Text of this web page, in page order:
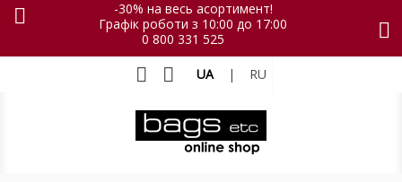
-30% на весь асортимент!
Графік роботи з 10:00 до 17:00
0 800 331 525
UA | RU